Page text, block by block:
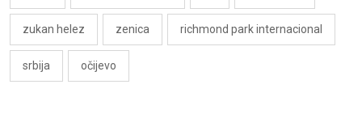
zukan helez zenica richmond park internacional
srbija očijevo